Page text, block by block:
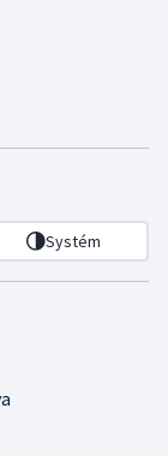
Systém